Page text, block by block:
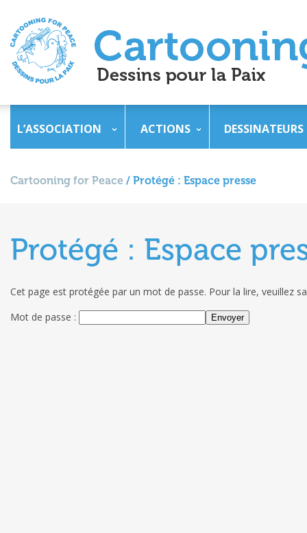
L’ASSOCIATION ACTIONS DESSINATEURS
Cartooning for Peace / Protégé : Espace presse
Protégé : Espace
Cet page est protégée par un mot de passe. Pour la lire, veuillez
Mot de passe :